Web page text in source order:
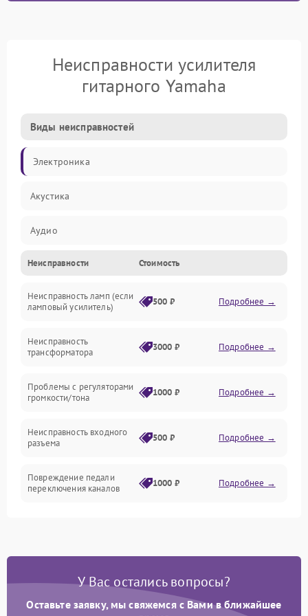
Неисправности усилителя
гитарного Yamaha
Виды неисправностей
Электроника
Акустика
Аудио
Управление
Электропитание
Неисправности Стоимость
Неисправность ламп (если
ламповый усилитель)
500 ₽ Подробнее →
Неисправность
трансформатора
3000 ₽ Подробнее →
Проблемы с регуляторами
громкости/тона
1000 ₽ Подробнее →
Неисправность входного
разъема
500 ₽ Подробнее →
Повреждение педали
переключения каналов
1000 ₽ Подробнее →
У Вас остались вопросы?
Оставьте заявку, мы свяжемся с Вами в ближайшее